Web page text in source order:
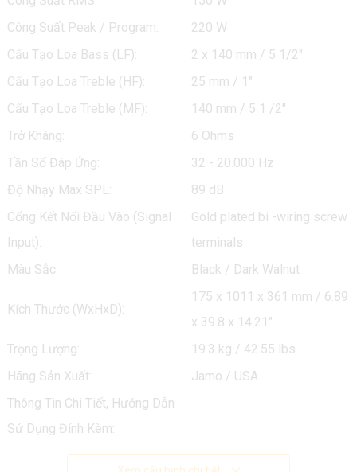
Công Suất Peak / Program:
220 W
Cấu Tạo Loa Bass (LF):
2 x 140 mm / 5 1/2"
Cấu Tạo Loa Treble (HF):
25 mm / 1"
Cấu Tạo Loa Treble (MF):
140 mm / 5 1 /2"
Trở Kháng:
6 Ohms
Tần Số Đáp Ứng:
32 - 20.000 Hz
Độ Nhạy Max SPL:
89 dB
Cổng Kết Nối Đầu Vào (Signal
Input):
Gold plated bi -wiring screw
terminals
Màu Sắc:
Black / Dark Walnut
Kích Thước (WxHxD):
175 x 1011 x 361 mm / 6.89
x 39.8 x 14.21"
Trọng Lượng:
19.3 kg / 42.55 lbs
Hãng Sản Xuất:
Jamo / USA
Thông Tin Chi Tiết, Hướng Dẫn
Sử Dụng Đính Kèm: